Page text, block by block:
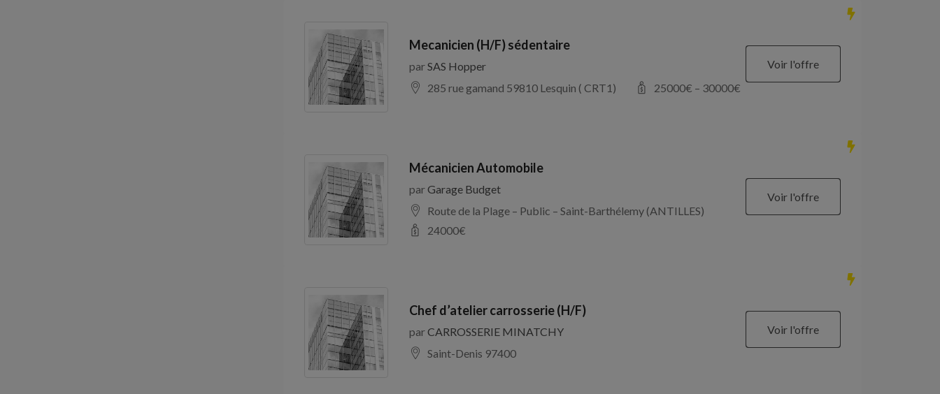
Mecanicien (H/F) sédentaire
parSAS Hopper
285 rue gamand 59810 Lesquin ( CRT1)
25000€ – 30000€
Voir l'offre
Mécanicien Automobile
parGarage Budget
Route de la Plage – Public – Saint-Barthélemy (ANTILLES)
24000€
Voir l'offre
Chef d’atelier carrosserie (H/F)
parCARROSSERIE MINATCHY
Saint-Denis 97400
Voir l'offre